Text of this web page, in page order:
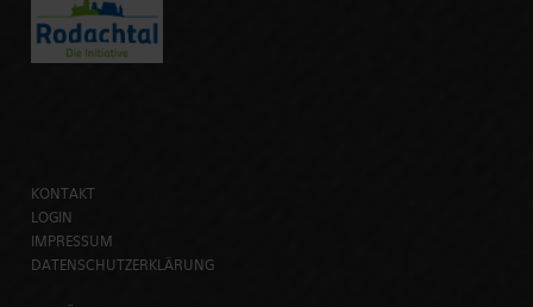
KONTAKT
LOGIN
IMPRESSUM
DATENSCHUTZERKLÄRUNG